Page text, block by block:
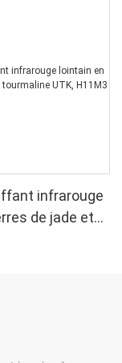
infrarouge
de jade et